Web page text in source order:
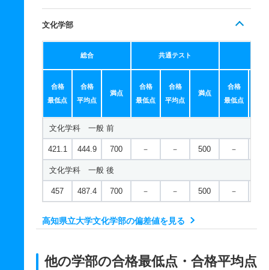
文化学部
総合 共通テスト
合格
最低点
合格
平均点
満点
合格
最低点
合格
平均点
満点
合格
最低点
文化学科 一般 前
421.1 444.9 700 － － 500 －
文化学科 一般 後
457 487.4 700 － － 500 －
高知県立大学文化学部の偏差値を見る
他の学部の合格最低点・合格平均点